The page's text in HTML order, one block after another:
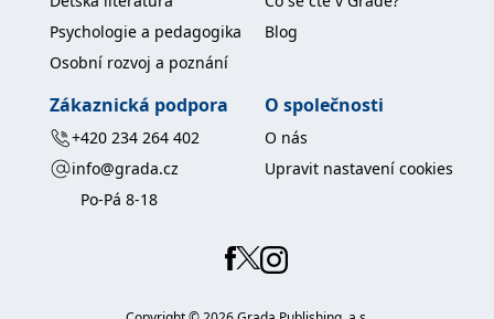
Psychologie a pedagogika
Osobní rozvoj a poznání
Blog
Zákaznická podpora
+420 234 264 402
info@grada.cz
Po-Pá 8-18
O společnosti
O nás
Upravit nastavení cookies